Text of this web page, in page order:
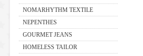
NOMARHYTHM TEXTILE
NEPENTHES
GOURMET JEANS
HOMELESS TAILOR